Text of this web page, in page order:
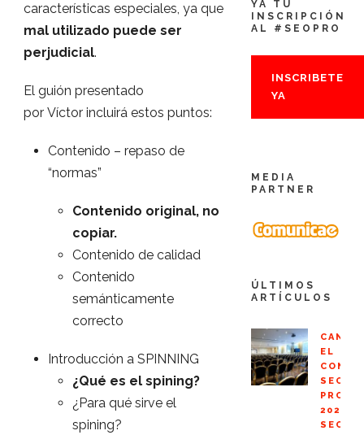
características especiales, ya que
mal utilizado puede ser
perjudicial.
El guión presentado
por Víctor incluirá estos puntos:
Contenido – repaso de
“normas”
Contenido original, no
copiar.
Contenido de calidad
Contenido
semánticamente
correcto
Introducción a SPINNING
¿Qué es el spining?
¿Para qué sirve el
spining?
YA TU
INSCRIPCIÓN
AL #SEOPRO
INSCRIBETE
YA
MEDIA
PARTNER
ÚLTIMOS
ARTÍCULOS
EL
SEO
2020